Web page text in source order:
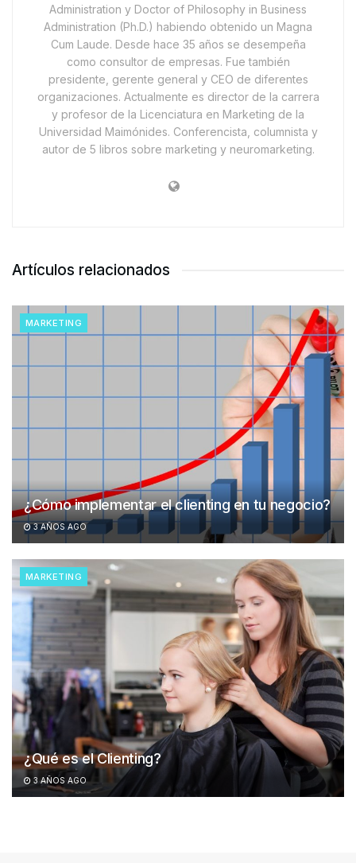
Administration y Doctor of Philosophy in Business
Administration (Ph.D.) habiendo obtenido un Magna
Cum Laude. Desde hace 35 años se desempeña
como consultor de empresas. Fue también
presidente, gerente general y CEO de diferentes
organizaciones. Actualmente es director de la carrera
y profesor de la Licenciatura en Marketing de la
Universidad Maimónides. Conferencista, columnista y
autor de 5 libros sobre marketing y neuromarketing.
Artículos relacionados
MARKETING
¿Cómo implementar el clienting en tu negocio?
3 AÑOS AGO
MARKETING
¿Qué es el Clienting?
3 AÑOS AGO